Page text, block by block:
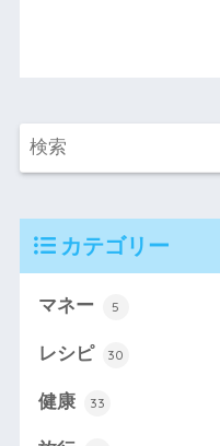
カテゴリー
マネー 5
レシピ 30
健康 33